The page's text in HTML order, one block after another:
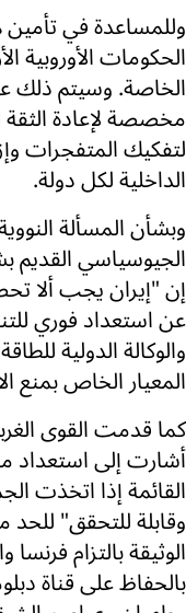
وللمساعدة في
الحكومات الأوروبية
الخاصة. وسيتم ذلك
مخصصة لإعادة الثقة
لتفكيك المتفجرات
الداخلية لكل دولة.
وبشأن المسألة
الجيوسياسي القديم
إن "إيران يجب ألا
عن استعداد فوري
والوكالة الدولية
المعيار الخاص بمنع
كما قدمت القوى
أشارت إلى استعداد
القائمة إذا اتخذت
وقابلة للتحقق"
الوثيقة بالتزام فرنسا
بالحفاظ على قناة